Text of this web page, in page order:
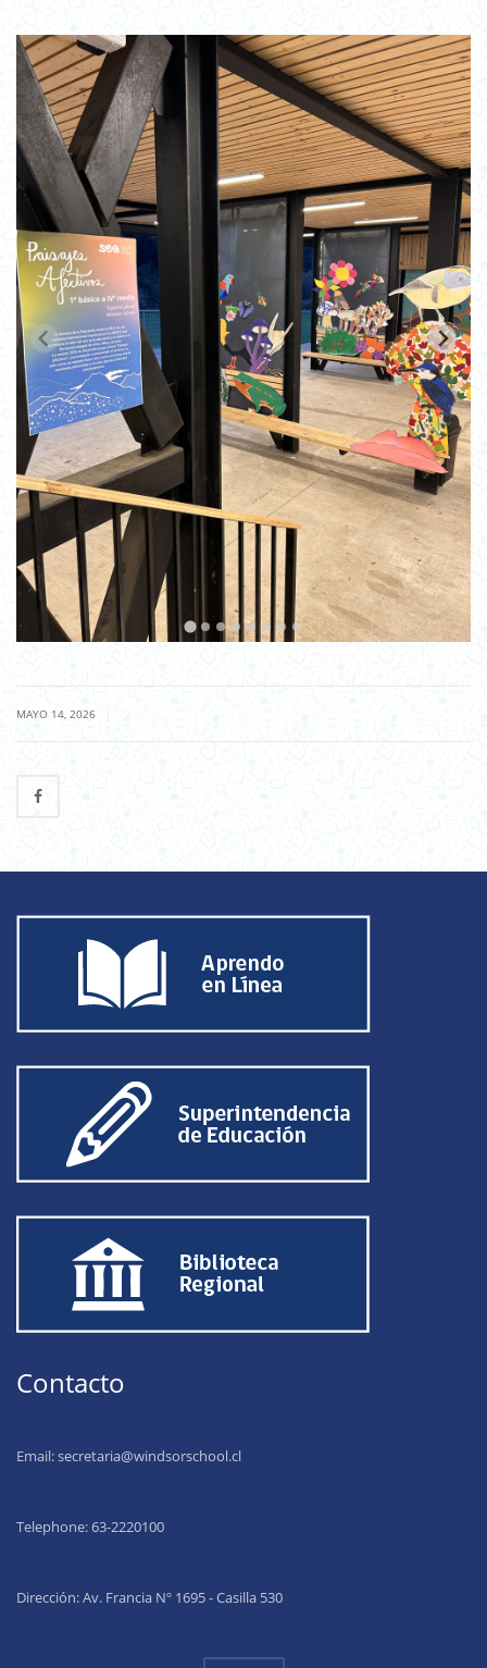
MAYO 14, 2026
Contacto
Email:secretaria@windsorschool.cl
Telephone: 63-2220100
Dirección: Av. Francia Nº 1695 - Casilla 530